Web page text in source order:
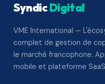
SyndicDigital
VME International —
complet de gestion de
le marché francophone.
mobile et plateforme